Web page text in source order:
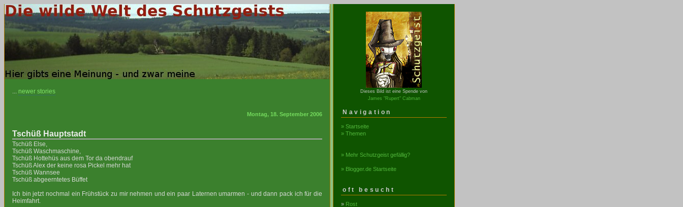
... newer stories
Montag, 18. September 2006
Tschüß Hauptstadt
Tschüß Else,
Tschüß Waschmaschine,
Tschüß Hottehüs aus dem Tor da obendrauf
Tschüß Alex der keine rosa Pickel mehr hat
Tschüß Wannsee
Tschüß abgeerntetes Büffet
Ich bin jetzt nochmal ein Frühstück zu mir nehmen und ein paar Laternen umarmen - und dann pack ich für die
Heimfahrt.
Dieses Bild ist eine Spende von
James "Rupert" Cabman
Navigation
» Startseite
» Themen
» Mehr Schutzgeist gefällig?
» Blogger.de Startseite
oft besucht
» Rost